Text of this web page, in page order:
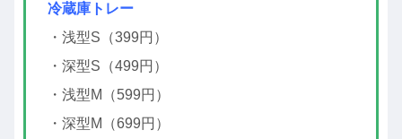
冷蔵庫トレー
・浅型S（399円）
・深型S（499円）
・浅型M（599円）
・深型M（699円）